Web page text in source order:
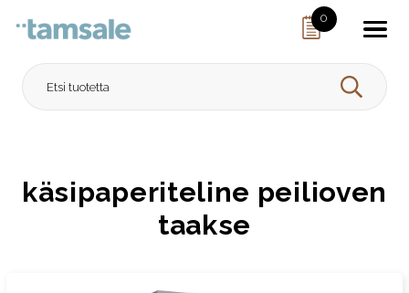
0
HAE
käsipaperiteline peilioven
taakse